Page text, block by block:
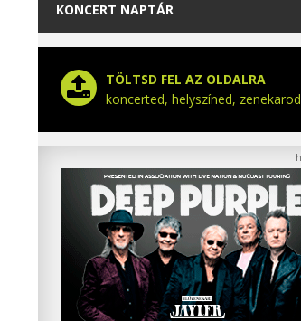
KONCERT NAPTÁR
TÖLTSD FEL AZ OLDALRA
koncerted, helyszíned, zenekarod